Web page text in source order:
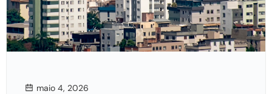
maio 4, 2026